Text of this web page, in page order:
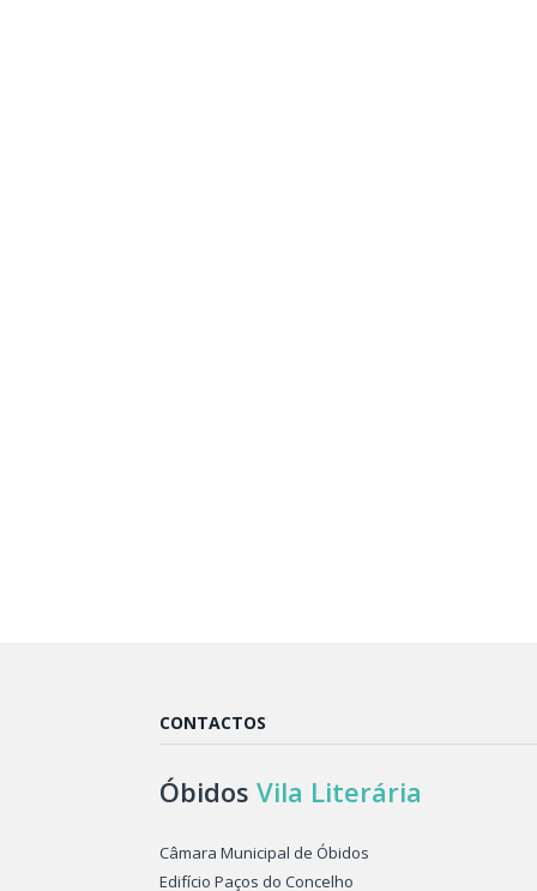
CONTACTOS
Óbidos Vila Literária
Câmara Municipal de Óbidos
Edifício Paços do Concelho